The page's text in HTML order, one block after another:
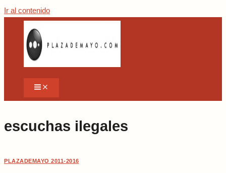
Ir al contenido
escuchas ilegales
PLAZADEMAYO 2011-2016